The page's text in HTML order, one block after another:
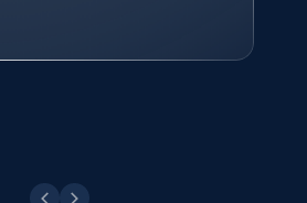
- Posts - Getting x